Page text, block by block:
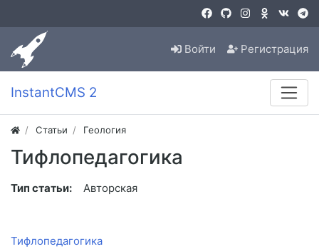
Войти Регистрация
InstantCMS 2
Статьи Геология
Тифлопедагогика
Тип статьи: Авторская
Тифлопедагогика